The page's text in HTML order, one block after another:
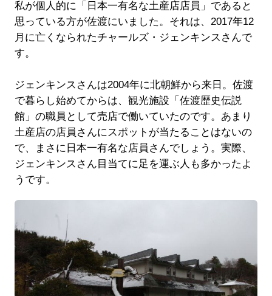
私が個人的に「日本一有名な土産店店員」であると
思っている方が佐渡にいました。それは、2017年12
月に亡くなられたチャールズ・ジェンキンスさんで
す。
ジェンキンスさんは2004年に北朝鮮から来日。佐渡
で暮らし始めてからは、観光施設「佐渡歴史伝説
館」の職員として売店で働いていたのです。あまり
土産店の店員さんにスポットが当たることはないの
で、まさに日本一有名な店員さんでしょう。実際、
ジェンキンスさん目当てに足を運ぶ人も多かったよ
うです。